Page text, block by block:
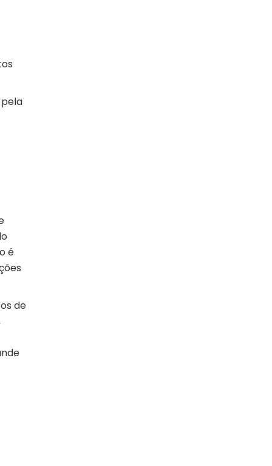
é
de